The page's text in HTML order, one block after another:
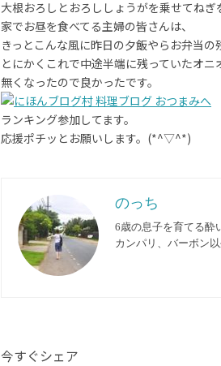
大根おろしとおろししょうがを乗せてねぎ
家でお昼を食べてる主婦の皆さんは、
きっとこんな風に昨日の夕飯やらお弁当の
とにかくこれで中途半端に残っていたオニ
無くなったので良かったです。
ランキング参加してます。
応援ポチッとお願いします。(*^▽^*)
のっち
6歳の息子を育てる酔
カンパリ、バーボン
今すぐシェア